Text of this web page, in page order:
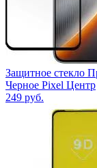
Защитное стекло
Черное Pixel Центр
249 руб.